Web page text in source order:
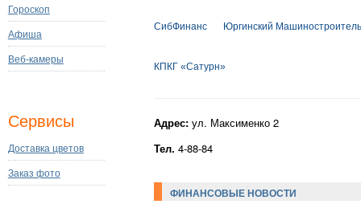
Гороскоп
Афиша
Веб-камеры
Сервисы
Доставка цветов
Заказ фото
СибФинанс Юргинский Машиностроитель
КПКГ «Сатурн»
Адрес:ул. Максименко 2
Тел. 4-88-84
ФИНАНСОВЫЕ НОВОСТИ